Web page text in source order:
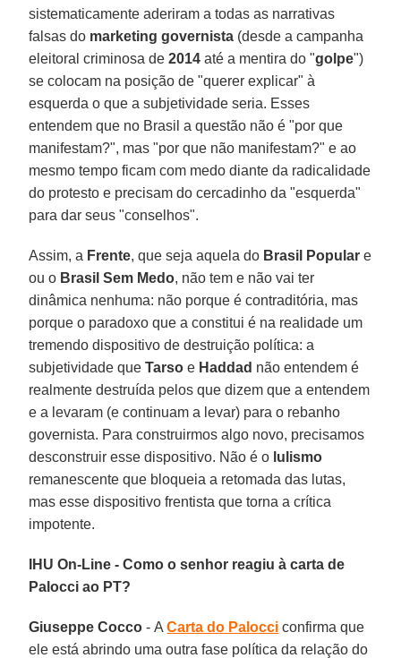
sistematicamente aderiram a todas as narrativas
falsas do marketing governista (desde a campanha
eleitoral criminosa de2014 até a mentira do "golpe")
se colocam na posição de "querer explicar" à
esquerda o que a subjetividade seria. Esses
entendem que no Brasil a questão não é "por que
manifestam?", mas "por que não manifestam?" e ao
mesmo tempo ficam com medo diante da radicalidade
do protesto e precisam do cercadinho da "esquerda"
para dar seus "conselhos".
Assim, a Frente, que seja aquela do Brasil Popular e
ou o Brasil Sem Medo, não tem e não vai ter
dinâmica nenhuma: não porque é contraditória, mas
porque o paradoxo que a constitui é na realidade um
tremendo dispositivo de destruição política: a
subjetividade queTarso e Haddad não entendem é
realmente destruída pelos que dizem que a entendem
e a levaram (e continuam a levar) para o rebanho
governista. Para construirmos algo novo, precisamos
desconstruir esse dispositivo. Não é o lulismo
remanescente que bloqueia a retomada das lutas,
mas esse dispositivo frentista que torna a crítica
impotente.
IHU On-Line - Como o senhor reagiu à carta de
Palocci ao PT?
Giuseppe Cocco - ACarta do Palocci confirma que
ele está abrindo uma outra fase política da relação do